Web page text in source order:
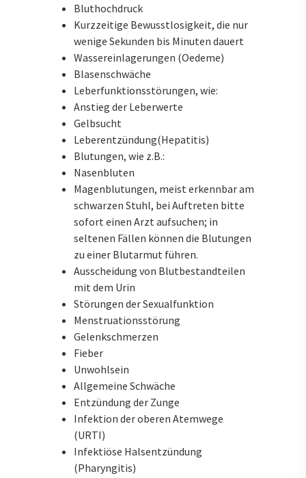
Bluthochdruck
Kurzzeitige Bewusstlosigkeit, die nur
wenige Sekunden bis Minuten dauert
Wassereinlagerungen (Oedeme)
Blasenschwäche
Leberfunktionsstörungen, wie:
Anstieg der Leberwerte
Gelbsucht
Leberentzündung(Hepatitis)
Blutungen, wie z.B.:
Nasenbluten
Magenblutungen, meist erkennbar am
schwarzen Stuhl, bei Auftreten bitte
sofort einen Arzt aufsuchen; in
seltenen Fällen können die Blutungen
zu einer Blutarmut führen.
Ausscheidung von Blutbestandteilen
mit dem Urin
Störungen der Sexualfunktion
Menstruationsstörung
Gelenkschmerzen
Fieber
Unwohlsein
Allgemeine Schwäche
Entzündung der Zunge
Infektion der oberen Atemwege
(URTI)
Infektiöse Halsentzündung
(Pharyngitis)